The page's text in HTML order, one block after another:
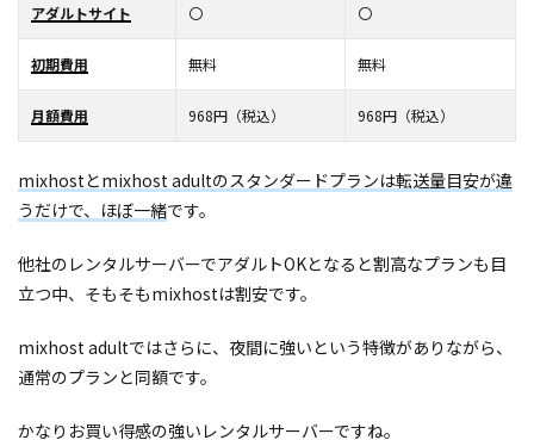
アダルトサイト 〇 〇
初期費用 無料 無料
月額費用 968円（税込） 968円（税込）
mixhostとmixhost adultのスタンダードプランは転送量目安が違
うだけで、ほぼ一緒です。
他社のレンタルサーバーでアダルトOKとなると割高なプランも目
立つ中、そもそもmixhostは割安です。
mixhost adultではさらに、夜間に強いという特徴がありながら、
通常のプランと同額です。
かなりお買い得感の強いレンタルサーバーですね。